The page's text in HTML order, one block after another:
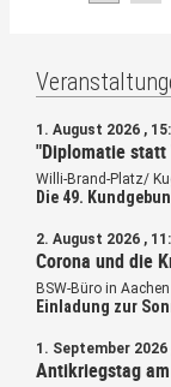
1. August 2026 ,
"Diplomatie statt
Willi-Brand-Platz/
Die 49.
2. August 2026 ,
Corona und die
BSW-Büro in Aachen
Einladung zur
1. September 2026
Antikriegstag